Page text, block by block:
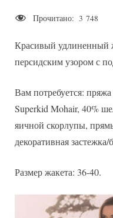
Прочитано: 3 748
Красивый удлиненный
персидским узором с
Вам потребуется:
Superkid Mohair, 40%
яичной скорлупы,
декоративная
Размер жакета: 36-40.